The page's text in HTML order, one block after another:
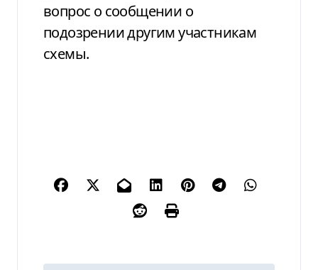
вопрос о сообщении о
подозрении другим участникам
схемы.